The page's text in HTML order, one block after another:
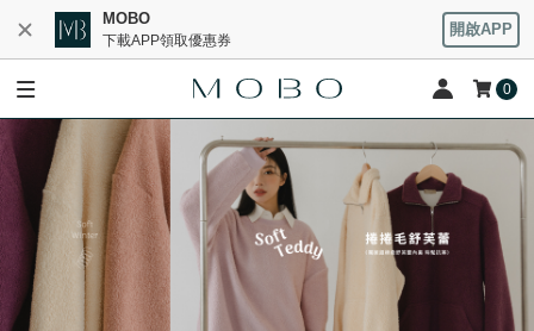
MOBO
下載APP領取優惠券
開啟APP
0